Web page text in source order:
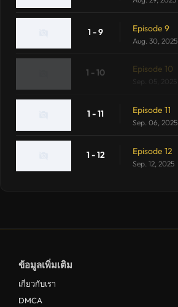
1 - 9 Episode 9
Aug. 30, 2025
1 - 10 Episode 10
1 - 11 Episode 11
Sep. 06, 2025
1 - 12 Episode 12
Sep. 12, 2025
ข้อมูลเพิ่มเติม
เกี่ยวกับเรา
DMCA